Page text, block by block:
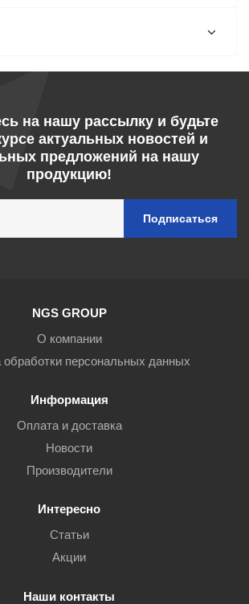
на нашу рассылку и будьте
актуальных новостей и
предложений на нашу
продукцию!
NGS GROUP
О компании
обработки персональных данных
Информация
Оплата и доставка
Новости
Производители
Интересно
Статьи
Акции
Наши контакты